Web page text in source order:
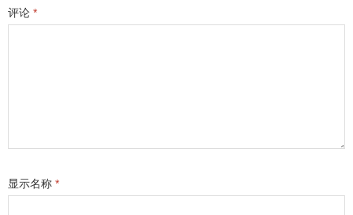
评论 *
显示名称 *